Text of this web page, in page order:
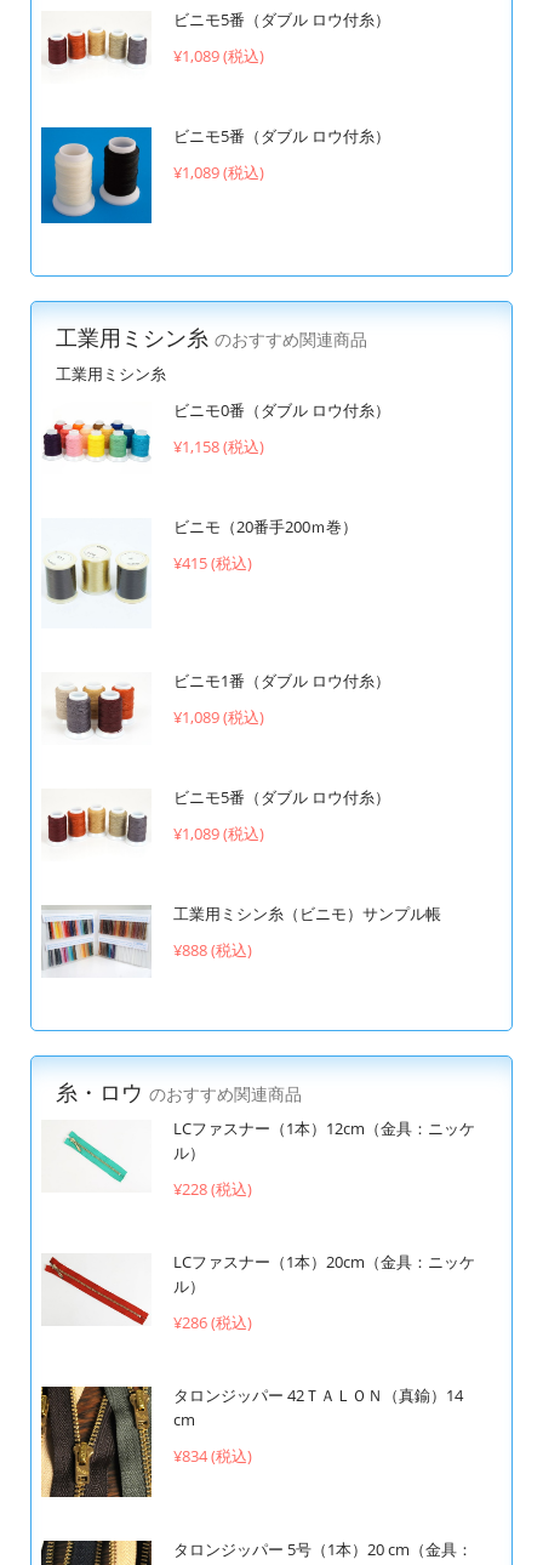
ビニモ5番（ダブル ロウ付糸）
¥1,089 (税込)
ビニモ5番（ダブル ロウ付糸）
¥1,089 (税込)
工業用ミシン糸 のおすすめ関連商品
工業用ミシン糸
ビニモ0番（ダブル ロウ付糸）
¥1,158 (税込)
ビニモ（20番手200ｍ巻）
¥415 (税込)
ビニモ1番（ダブル ロウ付糸）
¥1,089 (税込)
ビニモ5番（ダブル ロウ付糸）
¥1,089 (税込)
工業用ミシン糸（ビニモ）サンプル帳
¥888 (税込)
糸・ロウ のおすすめ関連商品
LCファスナー（1本）12cm（金具：ニッケ
ル）
¥228 (税込)
LCファスナー（1本）20cm（金具：ニッケ
ル）
¥286 (税込)
タロンジッパー 42ＴＡＬＯＮ（真鍮）14
cm
¥834 (税込)
タロンジッパー 5号（1本）20 cm（金具：